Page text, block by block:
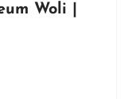
Woli |